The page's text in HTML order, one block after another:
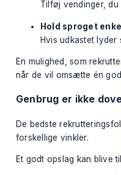
Tilføj vendinger,
Hold sproget
Hvis udkastet
En mulighed, som
når de vil omsætte én
Genbrug er ikke
De bedste
forskellige vinkler.
Et godt opslag kan blive